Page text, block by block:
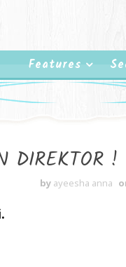
Features
DIREKTOR
by ayeesha anna